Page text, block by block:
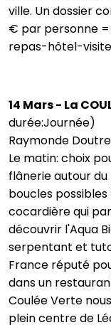
ville. Un dossier
€ par personne
repas-hôtel-
14 Mars - La
durée:Journée)
Raymonde
Le matin: choix
flânerie autour
boucles
cocardière qui
découvrir l'Aqua
serpentant et
France réputé
dans un
Coulée Verte
plein centre de